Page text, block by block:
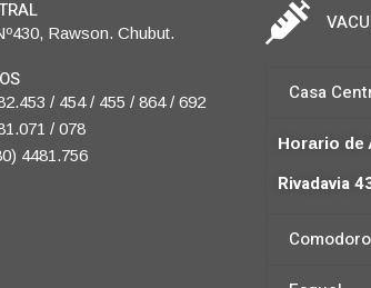
Rawson. Chubut.
/ 454 / 455 / 864 / 692
/ 078
4481.756
Casa
Horario de
Rivadavia